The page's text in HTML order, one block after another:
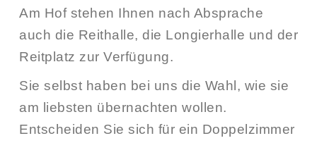
Am Hof stehen Ihnen nach Absprache
auch die Reithalle, die Longierhalle und der
Reitplatz zur Verfügung.
Sie selbst haben bei uns die Wahl, wie sie
am liebsten übernachten wollen.
Entscheiden Sie sich für ein Doppelzimmer